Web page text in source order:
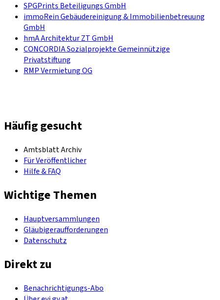
SPGPrints Beteiligungs GmbH
immoRein Gebäudereinigung & Immobilienbetreuung
GmbH
hmA Architektur ZT GmbH
CONCORDIA Sozialprojekte Gemeinnützige
Privatstiftung
RMP Vermietung OG
Häufig gesucht
Amtsblatt Archiv
Für Veröffentlicher
Hilfe & FAQ
Wichtige Themen
Hauptversammlungen
Gläubigeraufforderungen
Datenschutz
Direkt zu
Benachrichtigungs-Abo